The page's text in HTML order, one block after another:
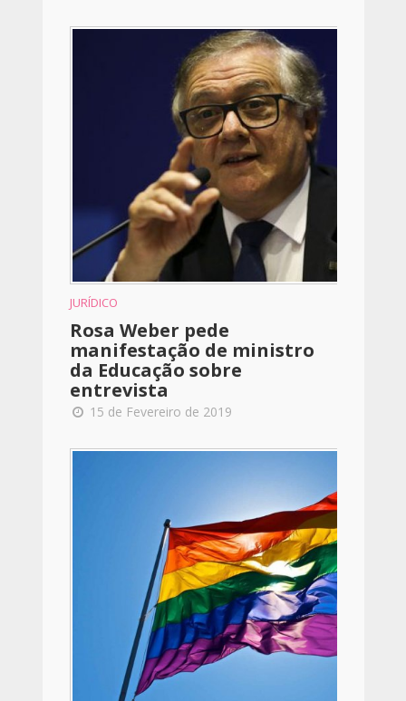
JURÍDICO
Rosa Weber pede
manifestação de ministro
da Educação sobre
entrevista
15 de Fevereiro de 2019